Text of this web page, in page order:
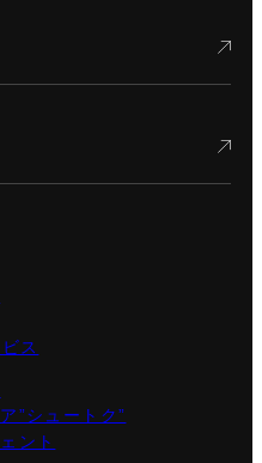
ス
”シュートク”
ント